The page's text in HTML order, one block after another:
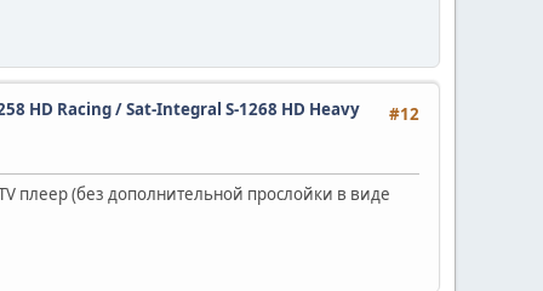
#12
HD Racing / Sat-Integral S-1268 HD Heavy
плеер (без дополнительной прослойки в виде